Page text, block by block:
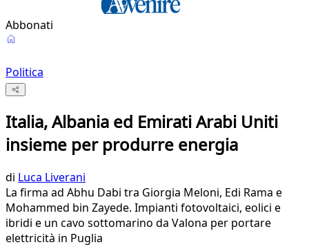
Abbonati
Politica
Italia, Albania ed Emirati Arabi Uniti
insieme per produrre energia
di Luca Liverani
La firma ad Abhu Dabi tra Giorgia Meloni, Edi Rama e
Mohammed bin Zayede. Impianti fotovoltaici, eolici e
ibridi e un cavo sottomarino da Valona per portare
elettricità in Puglia